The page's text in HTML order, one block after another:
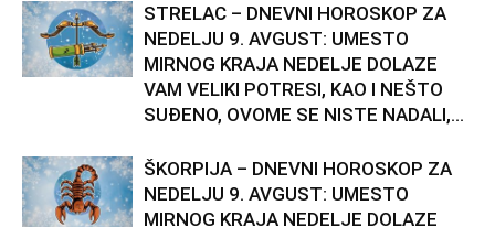
STRELAC – DNEVNI HOROSKOP ZA
NEDELJU 9. AVGUST: UMESTO
MIRNOG KRAJA NEDELJE DOLAZE
VAM VELIKI POTRESI, KAO I NEŠTO
SUĐENO, OVOME SE NISTE NADALI,...
ŠKORPIJA – DNEVNI HOROSKOP ZA
NEDELJU 9. AVGUST: UMESTO
MIRNOG KRAJA NEDELJE DOLAZE